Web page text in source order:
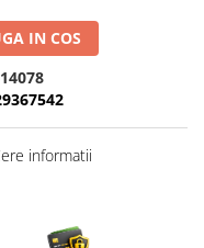
IN COS
informatii